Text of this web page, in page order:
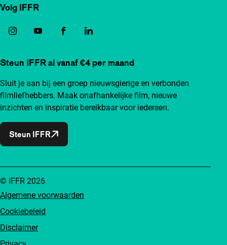
Volg IFFR
Steun IFFR al vanaf €4 per maand
Sluit je aan bij een groep nieuwsgierige en verbonden
filmliefhebbers. Maak onafhankelijke film, nieuwe
inzichten en inspiratie bereikbaar voor iedereen.
Steun IFFR
Algemene voorwaarden
Cookiebeleid
Disclaimer
© IFFR 2026